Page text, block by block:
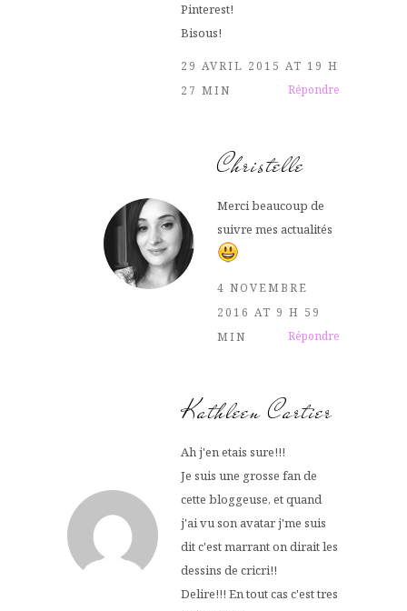
Pinterest!
Bisous!
29 AVRIL 2015 AT 19 H
27 MIN
Répondre
Christelle
Merci beaucoup de
suivre mes actualités
4 NOVEMBRE
2016 AT 9 H 59
MIN
Répondre
Kathleen Cartier
Ah j'en etais sure!!!
Je suis une grosse fan de
cette bloggeuse, et quand
j'ai vu son avatar j'me suis
dit c'est marrant on dirait les
dessins de cricri!!
Delire!!! En tout cas c'est tres